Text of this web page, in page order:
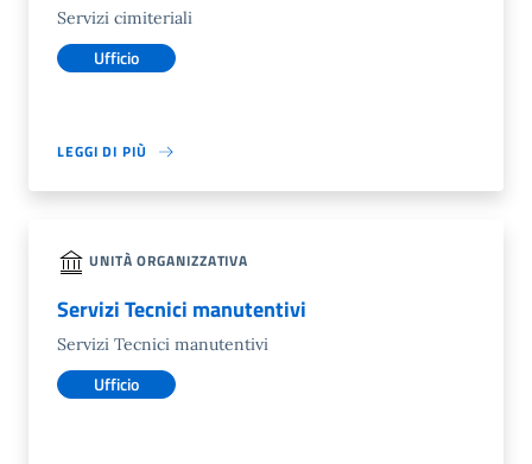
Servizi cimiteriali
Ufficio
LEGGI DI PIÙ
UNITÀ ORGANIZZATIVA
Servizi Tecnici manutentivi
Servizi Tecnici manutentivi
Ufficio